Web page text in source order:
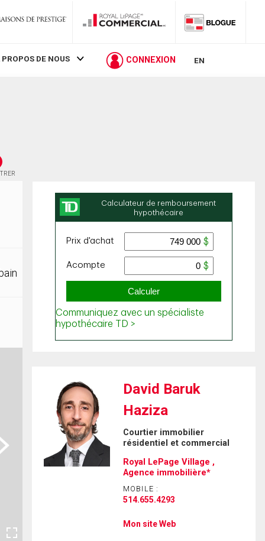
PROPOS DE NOUS CONNEXION EN
David Baruk
Haziza
Courtier immobilier
résidentiel et commercial
Royal LePage Village ,
Agence immobilière*
MOBILE :
514.655.4293
Mon site Web